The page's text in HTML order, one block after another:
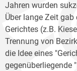
Jahren wurden
Über lange Zeit gab
Gerichtes (z.B.
Trennung von
die Idee eines
gegenüberliegende